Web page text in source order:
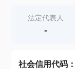
查产地
法定代表人
-
社会信用代码：